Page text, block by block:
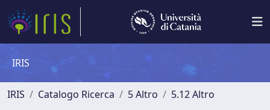
IRIS
IRIS Catalogo Ricerca 5 Altro 5.12 Altro